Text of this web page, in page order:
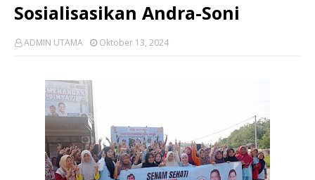
Sosialisasikan Andra-Soni
ADMIN UTAMA Oktober 13, 2024